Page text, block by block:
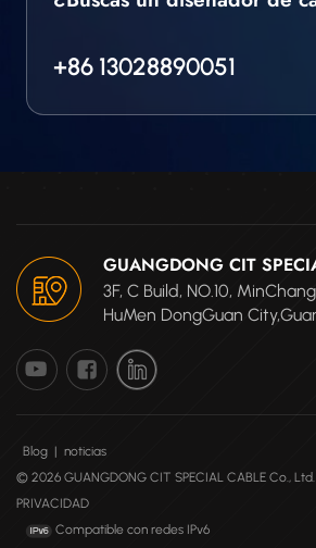
+86 13028890051
GUANGDONG CIT
3F, C Build, NO.10,
HuMen DongGuan
Blog | noticias
© 2026 GUANGDONG CIT SPECIAL CABLE Co., Ltd.
PRIVACIDAD
Compatible con redes IPv6